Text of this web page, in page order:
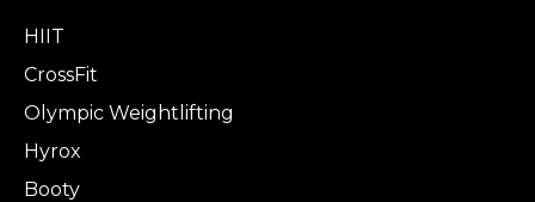
HIIT
CrossFit
Olympic Weightlifting
Hyrox
Booty